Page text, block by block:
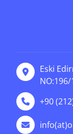
Eski
+90